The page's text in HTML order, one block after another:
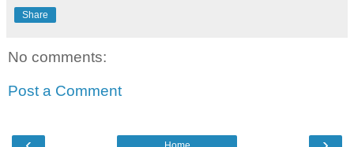
Share
No comments:
Post a Comment